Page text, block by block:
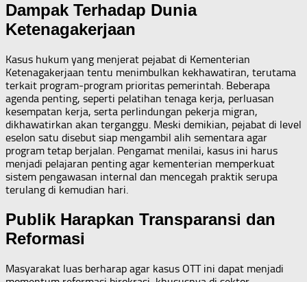
Dampak Terhadap Dunia
Ketenagakerjaan
Kasus hukum yang menjerat pejabat di Kementerian
Ketenagakerjaan tentu menimbulkan kekhawatiran, terutama
terkait program-program prioritas pemerintah. Beberapa
agenda penting, seperti pelatihan tenaga kerja, perluasan
kesempatan kerja, serta perlindungan pekerja migran,
dikhawatirkan akan terganggu. Meski demikian, pejabat di level
eselon satu disebut siap mengambil alih sementara agar
program tetap berjalan. Pengamat menilai, kasus ini harus
menjadi pelajaran penting agar kementerian memperkuat
sistem pengawasan internal dan mencegah praktik serupa
terulang di kemudian hari.
Publik Harapkan Transparansi dan
Reformasi
Masyarakat luas berharap agar kasus OTT ini dapat menjadi